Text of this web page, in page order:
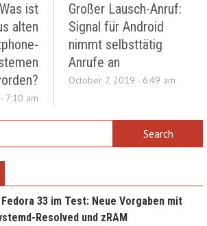
ist
alten
7:10 am
Großer Lausch-Anruf:
Signal für Android
nimmt selbsttätig
Anrufe an
October 7, 2019 - 6:49 am
Fedora 33 im Test: Neue Vorgaben mit
Resolved und zRAM